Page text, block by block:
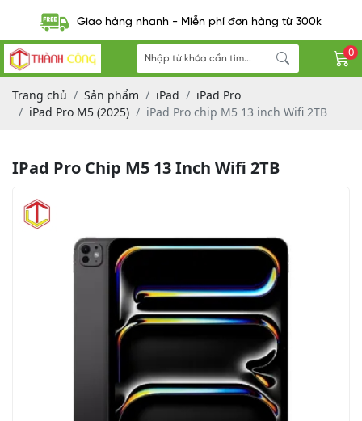
Giao hàng nhanh - Miễn phí đơn hàng từ 300k
0
Trang chủ Sản phẩm iPad
iPad Pro
iPad Pro M5 (2025)
iPad Pro chip M5 13 inch Wifi 2TB
IPad Pro Chip M5 13 Inch Wifi 2TB